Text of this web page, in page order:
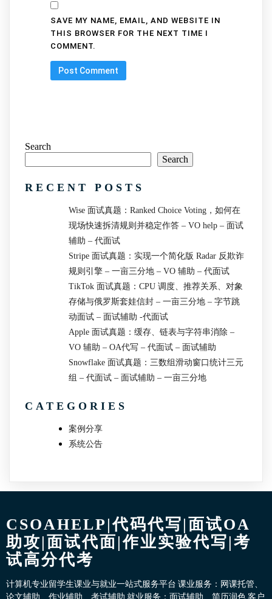
SAVE MY NAME, EMAIL, AND WEBSITE IN
THIS BROWSER FOR THE NEXT TIME I
COMMENT.
Search
Search
RECENT POSTS
Wise 面试真题：Ranked Choice Voting，如何在
现场快速拆清规则并稳定作答 – VO help – 面试
辅助 – 代面试
Stripe 面试真题：实现一个简化版 Radar 反欺诈
规则引擎 – 一亩三分地 – VO 辅助 – 代面试
TikTok 面试真题：CPU 调度、推荐关系、对象
存储与俄罗斯套娃信封 – 一亩三分地 – 字节跳
动面试 – 面试辅助 -代面试
Apple 面试真题：缓存、链表与字符串消除 –
VO 辅助 – OA代写 – 代面试 – 面试辅助
Snowflake 面试真题：三数组滑动窗口统计三元
组 – 代面试 – 面试辅助 – 一亩三分地
CATEGORIES
案例分享
系统公告
CSOAHELP|代码代写|面试OA
助攻|面试代面|作业实验代写|考
试高分代考
计算机专业留学生课业与就业一站式服务平台 课业服务：网课托管、
论文辅助、作业辅助、考试辅助 就业服务：面试辅助、简历润色 客户